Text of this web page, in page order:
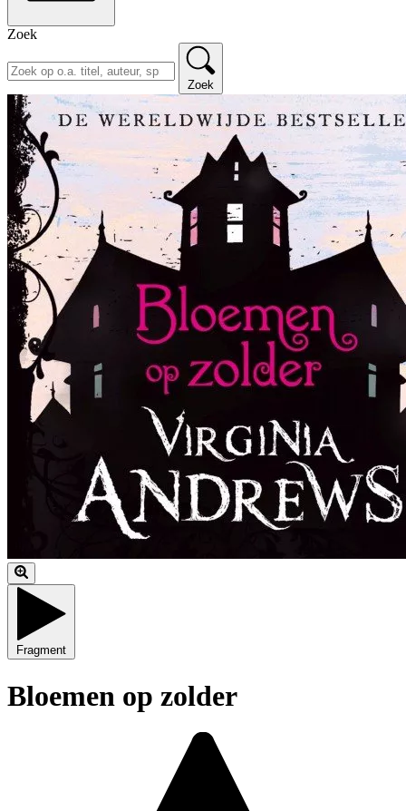
Zoek
Zoek
Fragment
Bloemen op zolder